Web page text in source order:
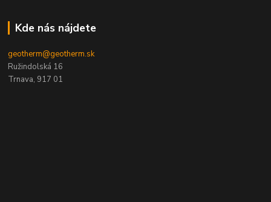
Kde nás nájdete
geotherm@geotherm.sk
Ružindolská 16
Trnava, 917 01